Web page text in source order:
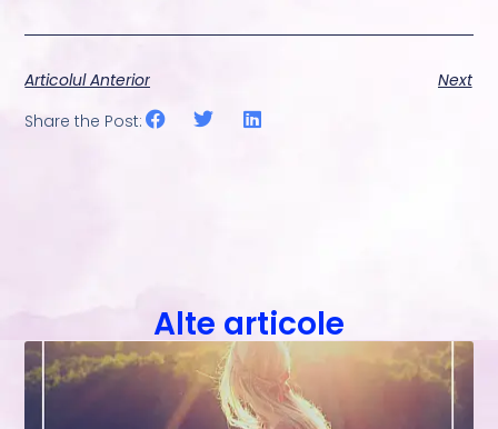
Articolul Anterior
Next
Share the Post:
Alte articole